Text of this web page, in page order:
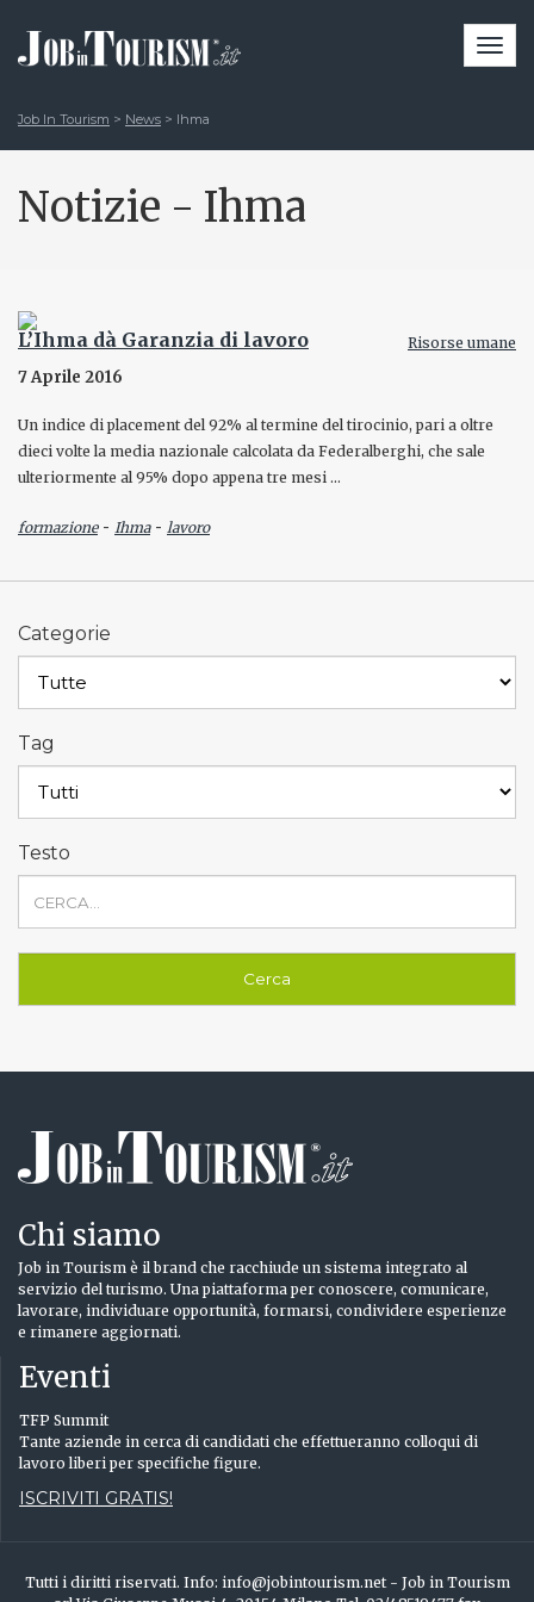
Job In Tourism > News > Ihma
Notizie - Ihma
L’Ihma dà Garanzia di lavoro Risorse umane
7 Aprile 2016
Un indice di placement del 92% al termine del tirocinio, pari a oltre
dieci volte la media nazionale calcolata da Federalberghi, che sale
ulteriormente al 95% dopo appena tre mesi …
formazione- Ihma- lavoro
Categorie
Tag
Testo
Chi siamo
Job in Tourism è il brand che racchiude un sistema integrato al
servizio del turismo. Una piattaforma per conoscere, comunicare,
lavorare, individuare opportunità, formarsi, condividere esperienze
e rimanere aggiornati.
Eventi
TFP Summit
Tante aziende in cerca di candidati che effettueranno colloqui di
lavoro liberi per specifiche figure.
ISCRIVITI GRATIS!
Tutti i diritti riservati. Info: info@jobintourism.net - Job in Tourism